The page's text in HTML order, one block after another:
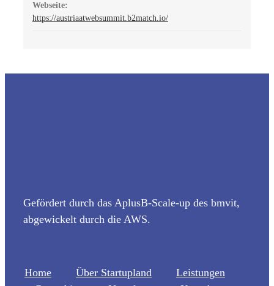
Webseite:
https://austriaatwebsummit.b2match.io/
Gefördert durch das AplusB-Scale-up des bmvit,
abgewickelt durch die AWS.
Home Über Startupland
Leistungen